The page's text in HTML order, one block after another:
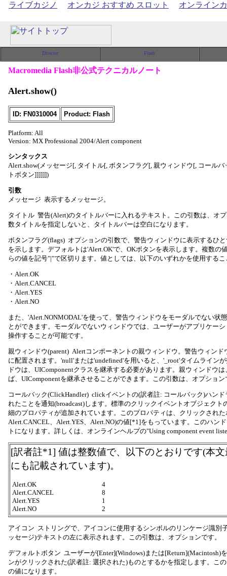
ライブカジノ オンカジ おすすめ スロット オンライン
Macromedia Flash非公式テクニカルノート
Alert.show()
ID: FN0310004 Product: Flash
Platform: All
Version: MX Professional 2004/Alert component
シンタックス
Alert.show(メッセージ[, タイトル[, ボタンフラグ[, 親ウィンドウ[, コール
トボタン]]]]]])
引数
メッセージ 表示するメッセージ。
タイトル 警告(Alert)のタイトルバーに入れるテキスト。この引数は、オ
数タイトルを指定しないと、タイトルバーは空白になります。
ボタンフラグ(flags) オプションの引数で、警告ウィンドウに表示するひ
を示します。デフォルトは'Alert.OK'で、OKボタンを表示します。複数の
らの値を記号"|"で区切ります。値としては、以下のいずれかを使用する
・Alert.OK
・Alert.CANCEL
・Alert.YES
・Alert.NO
また、'Alert.NONMODAL'を使って、警告ウィンドウをモーダルでない状
とができます。モーダルでないウィンドウでは、ユーザーがアプリケー
操作することが可能です。
親ウィンドウ(parent) Alertコンポーネントの親ウィンドウ。警告ウィン
に配置されます。'null'または'undefined'を用いると、'_root'タイムライン
ドウは、UIComponentクラスを継承する必要があります。親ウィンドウ
ば、UIComponentを継承させることができます。この引数は、オプション
コールバック(ClickHandler) clickイベントの(訳者註: コールバック)ハン
れたことを通知(broadcast)します。標準のクリックイベントオブジェクト
細のプロパティが追加されています。このプロパティは、クリックされ
Alert.CANCEL、Alert.YES、Alert.NO)の値[*1]をもっています。このハン
トになります。詳しくは、オンラインヘルプの"Using component event
[訳者註*1] 値は整数値で、以下のとおりです(本
にも記載されています)。
Alert.OK
Alert.CANCEL
Alert.YES
Alert.NO
4
8
1
2
アイコン ストリングで、アイコンに使用するシンボルのリンケージ識別
ッセージ)テキストの左に表示されます。この引数は、オプションです。
デフォルトボタン ユーザーが[Enter](Windows)または[Return](Macintosh)
ンがクリックされた(訳者註: 選択された)ものとするかを指定します。こ
の値になります。